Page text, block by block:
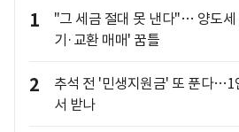
1
"그 세금 절대 못 낸다"… 양도세
기·교환 매매' 꿈틀
2
추석 전 '민생지원금' 또 푼다…1
서 받나